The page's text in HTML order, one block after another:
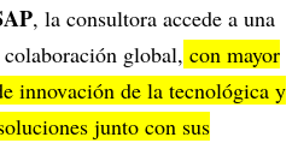
, la consultora accede a una
global, con mayor
innovación de la tecnológica y
junto con sus